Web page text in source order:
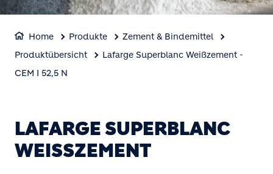
Home Produkte
Zement & Bindemittel
Produktübersicht
Lafarge Superblanc Weißzement -
CEM I 52,5 N
LAFARGE SUPERBLANC
WEISSZEMENT